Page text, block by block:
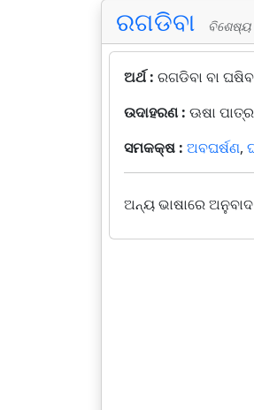
ରଗଡିବା ବିଶେଷ୍ୟ
ଅର୍ଥ : ରଗଡିବା ବା
ଉଦାହରଣ : ଊଷା
ସମକକ୍ଷ : ଅବଘର୍ଷଣ,
ଅନ୍ୟ ଭାଷାରେ